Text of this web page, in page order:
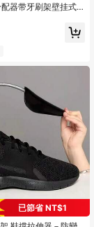
器带牙刷架壁挂式
随机颜色）家居浴
校
已節省 NT$1
鞋彈力